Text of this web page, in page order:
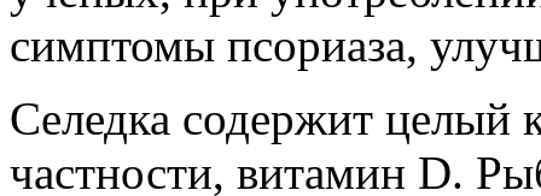
симптомы псориаза,
Селедка содержит целый
частности, витамин D.